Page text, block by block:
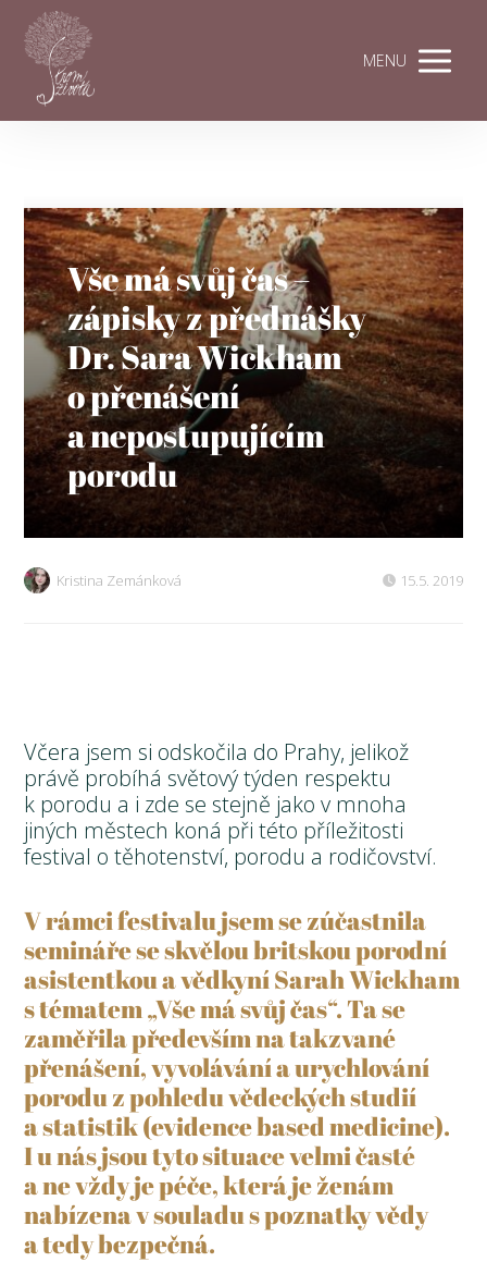
MENU
Vše má svůj čas –
zápisky z přednášky
Dr. Sara Wickham
o přenášení
a nepostupujícím
porodu
Kristina Zemánková 15.5. 2019
Včera jsem si odskočila do Prahy, jelikož
právě probíhá světový týden respektu
k porodu a i zde se stejně jako v mnoha
jiných městech koná při této příležitosti
festival o těhotenství, porodu a rodičovství.
V rámci festivalu jsem se zúčastnila
semináře se skvělou britskou porodní
asistentkou a vědkyní Sarah Wickham
s tématem „Vše má svůj čas“. Ta se
zaměřila především na takzvané
přenášení, vyvolávání a urychlování
porodu z pohledu vědeckých studií
a statistik (evidence based medicine).
I u nás jsou tyto situace velmi časté
a ne vždy je péče, která je ženám
nabízena v souladu s poznatky vědy
a tedy bezpečná.